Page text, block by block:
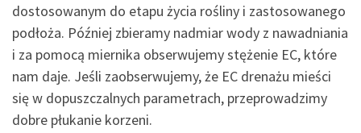
dostosowanym do etapu życia rośliny i zastosowanego
podłoża. Później zbieramy nadmiar wody z nawadniania
i za pomocą miernika obserwujemy stężenie EC, które
nam daje. Jeśli zaobserwujemy, że EC drenażu mieści
się w dopuszczalnych parametrach, przeprowadzimy
dobre płukanie korzeni.